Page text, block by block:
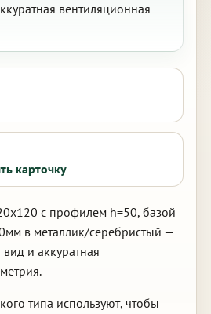
вентиляционная
карточку
с профилем h=50, базой
в металлик/серебристый —
и аккуратная
типа используют, чтобы